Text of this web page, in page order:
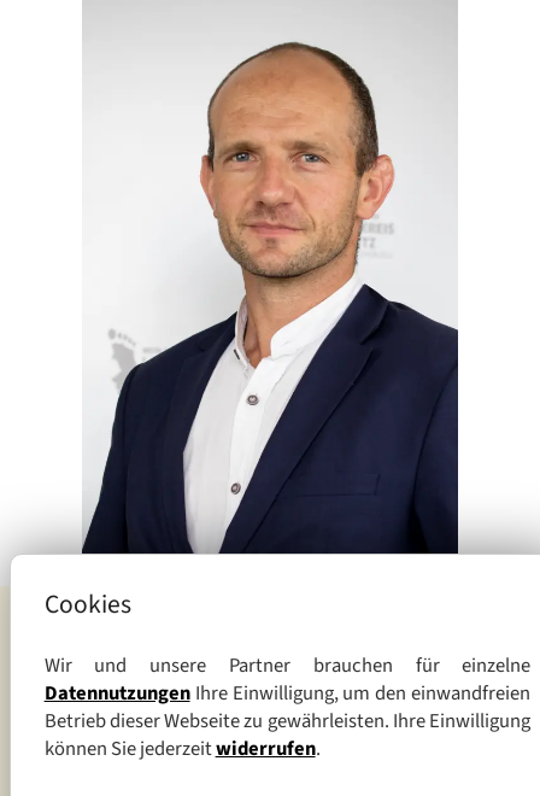
Cookies
Wir und unsere Partner brauchen für einzelne
DatennutzungenIhre Einwilligung, um den einwandfreien
Betrieb dieser Webseite zu gewährleisten. Ihre Einwilligung
können Sie jederzeitwiderrufen.